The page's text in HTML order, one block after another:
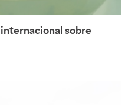
sobre